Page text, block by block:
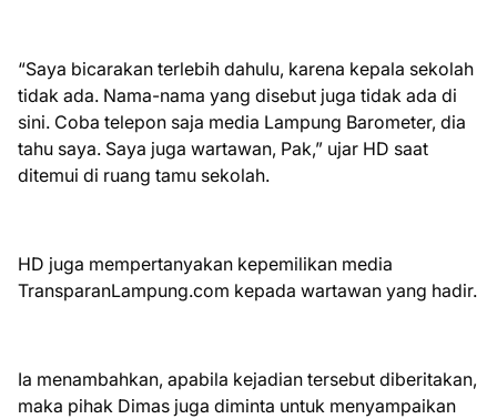
“Saya bicarakan terlebih dahulu, karena kepala sekolah
tidak ada. Nama-nama yang disebut juga tidak ada di
sini. Coba telepon saja media Lampung Barometer, dia
tahu saya. Saya juga wartawan, Pak,” ujar HD saat
ditemui di ruang tamu sekolah.
HD juga mempertanyakan kepemilikan media
TransparanLampung.com kepada wartawan yang hadir.
Ia menambahkan, apabila kejadian tersebut diberitakan,
maka pihak Dimas juga diminta untuk menyampaikan